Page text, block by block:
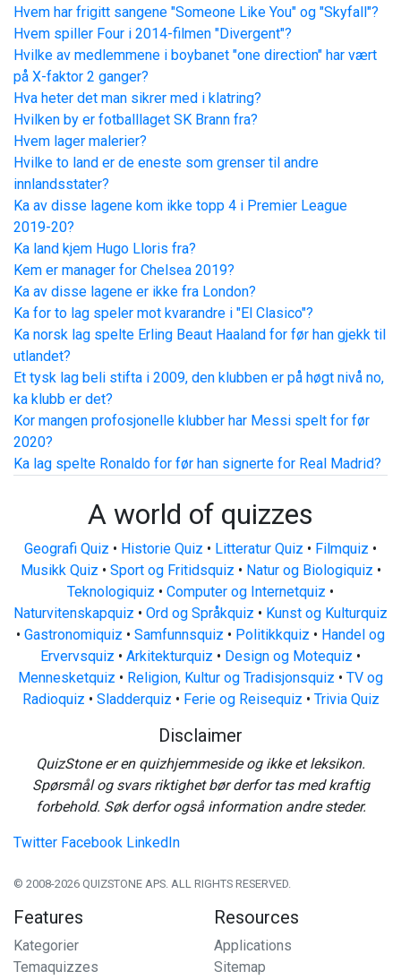
Hvem har frigitt sangene "Someone Like You" og "Skyfall"?
Hvem spiller Four i 2014-filmen "Divergent"?
Hvilke av medlemmene i boybanet "one direction" har vært
på X-faktor 2 ganger?
Hva heter det man sikrer med i klatring?
Hvilken by er fotballlaget SK Brann fra?
Hvem lager malerier?
Hvilke to land er de eneste som grenser til andre
innlandsstater?
Ka av disse lagene kom ikke topp 4 i Premier League
2019-20?
Ka land kjem Hugo Lloris fra?
Kem er manager for Chelsea 2019?
Ka av disse lagene er ikke fra London?
Ka for to lag speler mot kvarandre i "El Clasico"?
Ka norsk lag spelte Erling Beaut Haaland for før han gjekk til
utlandet?
Et tysk lag beli stifta i 2009, den klubben er på høgt nivå no,
ka klubb er det?
Kor mangen profosjonelle klubber har Messi spelt for før
2020?
Ka lag spelte Ronaldo for før han signerte for Real Madrid?
A world of quizzes
Geografi Quiz • Historie Quiz • Litteratur Quiz • Filmquiz •
Musikk Quiz • Sport og Fritidsquiz • Natur og Biologiquiz •
Teknologiquiz • Computer og Internetquiz •
Naturvitenskapquiz • Ord og Språkquiz • Kunst og Kulturquiz
• Gastronomiquiz • Samfunnsquiz • Politikkquiz • Handel og
Ervervsquiz • Arkitekturquiz • Design og Motequiz •
Mennesketquiz • Religion, Kultur og Tradisjonsquiz • TV og
Radioquiz • Sladderquiz • Ferie og Reisequiz • Trivia Quiz
Disclaimer
QuizStone er en quizhjemmeside og ikke et leksikon.
Spørsmål og svars riktighet bør derfor tas med kraftig
forbehold. Søk derfor også information andre steder.
Twitter Facebook LinkedIn
© 2008-2026 QUIZSTONE APS. ALL RIGHTS RESERVED.
Features
Kategorier
Temaquizzes
Resources
Applications
Sitemap